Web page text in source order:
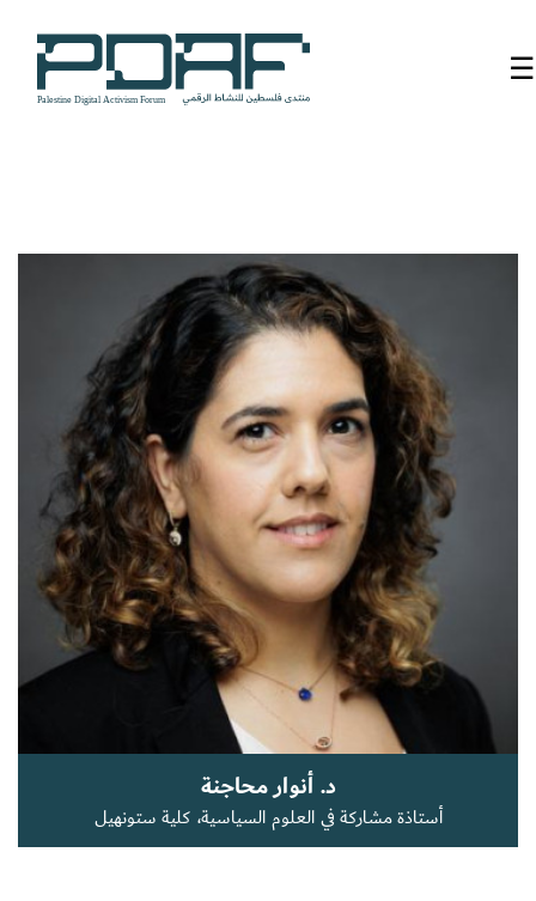
ومتحدثون
سجل الآن
EN
☰
د. أنوار محاجنة
أستاذة مشاركة في العلوم السياسية، كلية ستونهيل